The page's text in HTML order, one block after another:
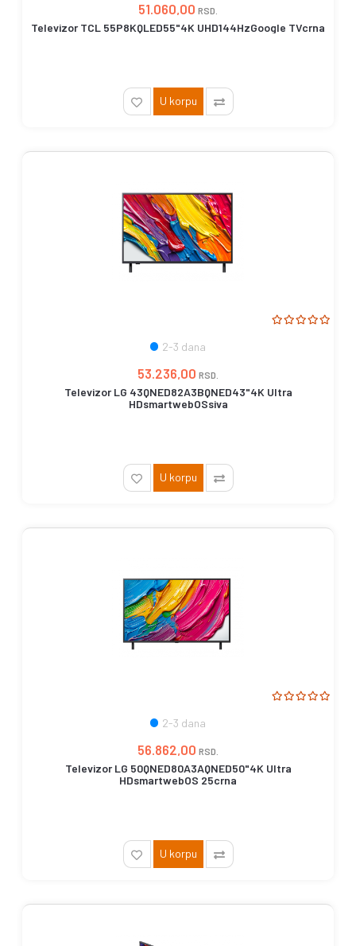
51.060,00 RSD.
Televizor TCL 55P8KQLED55"4K UHD144HzGoogle TVcrna
U korpu
2-3 dana
53.236,00 RSD.
Televizor LG 43QNED82A3BQNED43"4K Ultra
HDsmartwebOSsiva
U korpu
2-3 dana
56.862,00 RSD.
Televizor LG 50QNED80A3AQNED50"4K Ultra
HDsmartwebOS 25crna
U korpu